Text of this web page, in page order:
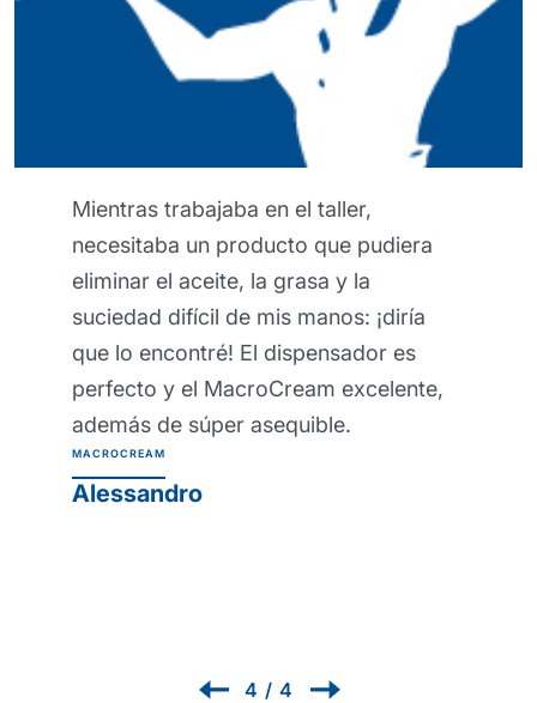
Mientras trabajaba en el taller,
necesitaba un producto que pudiera
eliminar el aceite, la grasa y la
suciedad difícil de mis manos: ¡diría
que lo encontré! El dispensador es
perfecto y el MacroCream excelente,
además de súper asequible.
MACROCREAM
Alessandro
4 / 4